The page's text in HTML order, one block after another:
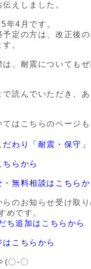
えしました。
年4月です。
予定の方は、改正後
。
は、耐震についても
で読んでいただき、
はこちらのページも
わり「耐震・保守」
ちらから
・無料相談はこちらか
のお知らせ受け取り
めです。
ち追加はこちらから
はこちらから
〇-〇ゞ